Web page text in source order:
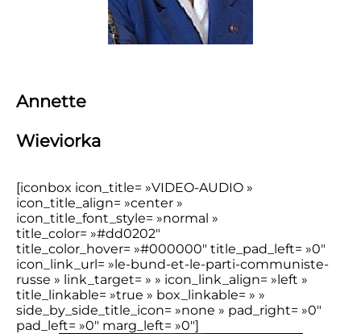
Annette
Wieviorka
[iconbox icon_title= »VIDEO-AUDIO »
icon_title_align= »center »
icon_title_font_style= »normal »
title_color= »#dd0202″
title_color_hover= »#000000″ title_pad_left= »0″
icon_link_url= »le-bund-et-le-parti-communiste-
russe » link_target= » » icon_link_align= »left »
title_linkable= »true » box_linkable= » »
side_by_side_title_icon= »none » pad_right= »0″
pad_left= »0″ marg_left= »0″]